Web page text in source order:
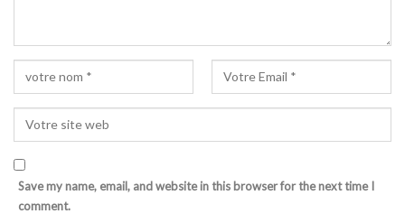
Save my name, email, and website in this browser for the next time I
comment.